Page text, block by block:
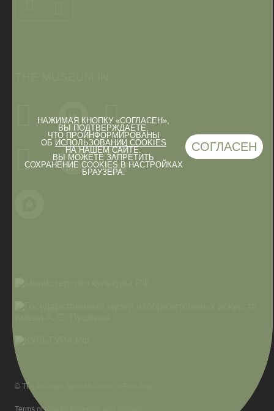
НАЖИМАЯ КНОПКУ «СОГЛАСЕН»,
ВЫ ПОДТВЕРЖДАЕТЕ,
ЧТО ПРОИНФОРМИРОВАНЫ
ОБ ИСПОЛЬЗОВАНИИ COOKIES
НА НАШЕМ САЙТЕ.
ВЫ МОЖЕТЕ ЗАПРЕТИТЬ
СОХРАНЕНИЕ COOKIES В НАСТРОЙКАХ
БРАУЗЕРА.
СОГЛАСЕН
© The Pushkin State Museum of Fine Arts
Terms of Use for Materials and Images